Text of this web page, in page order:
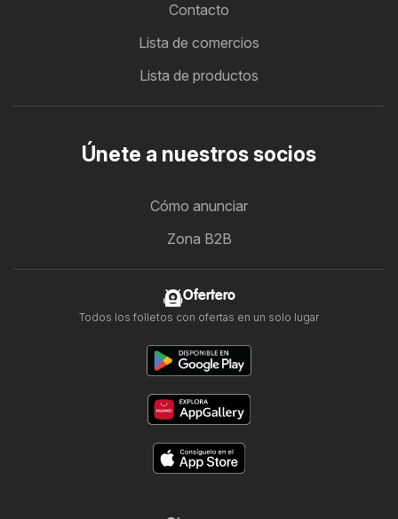
Contacto
Lista de comercios
Lista de productos
Únete a nuestros socios
Cómo anunciar
Zona B2B
Ofertero
Todos los folletos con ofertas en un solo lugar